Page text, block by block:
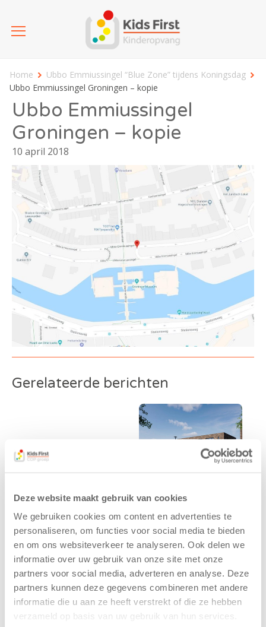
Deze website maakt gebruik van cookies
We gebruiken cookies om content en advertenties te
personaliseren, om functies voor social media te bieden
en om ons websiteverkeer te analyseren. Ook delen we
informatie over uw gebruik van onze site met onze
partners voor social media, adverteren en analyse. Deze
partners kunnen deze gegevens combineren met andere
informatie die u aan ze heeft verstrekt of die ze hebben
verzameld op basis van uw gebruik van hun services.
Home
Ubbo Emmiussingel “Blue Zone” tijdens Koningsdag
Ubbo Emmiussingel Groningen – kopie
Ubbo Emmiussingel
Groningen – kopie
10 april 2018
Gerelateerde berichten
Kinderen BSO
De
Westerburcht
trainen alvast
voor Kids First
Mini 4 Mijl
7 augustus 2026
Kids First
tekent
koopcontract
voor nieuw
kindcentrum in
wijk Wiarda in
Leeuwarden